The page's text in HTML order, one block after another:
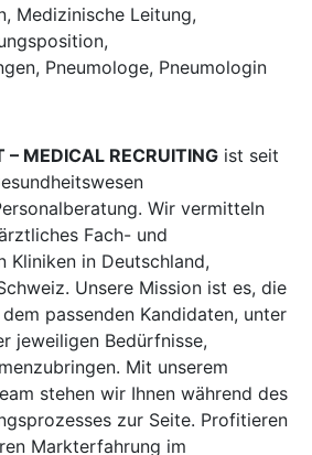
Medizinische Leitung,
Pneumologe, Pneumologin
– MEDICAL RECRUITING ist seit
Wir vermitteln
Fach- und
Kliniken in Deutschland,
Unsere Mission ist es, die
passenden Kandidaten, unter
jeweiligen Bedürfnisse,
Mit unserem
stehen wir Ihnen während des
zur Seite. Profitieren
Markterfahrung im